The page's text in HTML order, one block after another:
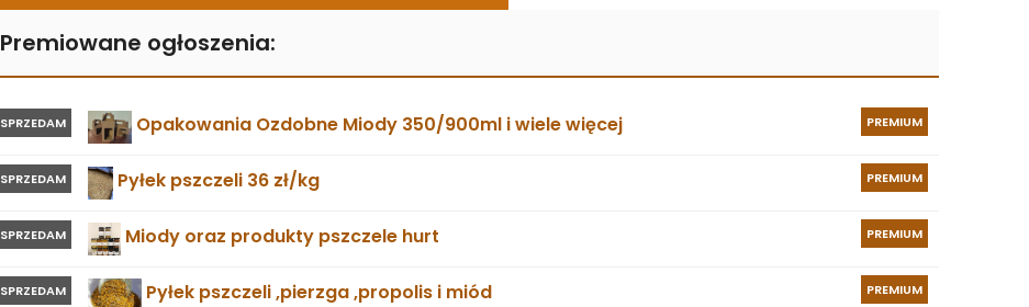
Premiowane ogłoszenia:
PREMIUM
SPRZEDAM Opakowania Ozdobne Miody 350/900ml i wiele więcej
PREMIUM
SPRZEDAM Pyłek pszczeli 36 zł/kg
PREMIUM
SPRZEDAM Miody oraz produkty pszczele hurt
PREMIUM
SPRZEDAM Pyłek pszczeli ,pierzga ,propolis i miód